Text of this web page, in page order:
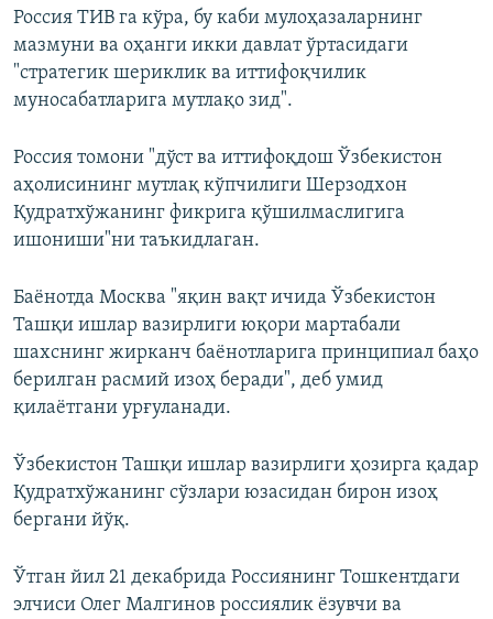
Россия ТИВ га кўра, бу каби мулоҳазаларнинг
мазмуни ва оҳанги икки давлат ўртасидаги
"стратегик шериклик ва иттифоқчилик
муносабатларига мутлақо зид".
Россия томони "дўст ва иттифоқдош Ўзбекистон
аҳолисининг мутлақ кўпчилиги Шерзодхон
Қудратхўжанинг фикрига қўшилмаслигига
ишониши"ни таъкидлаган.
Баёнотда Москва "яқин вақт ичида Ўзбекистон
Ташқи ишлар вазирлиги юқори мартабали
шахснинг жирканч баёнотларига принципиал баҳо
берилган расмий изоҳ беради", деб умид
қилаётгани урғуланади.
Ўзбекистон Ташқи ишлар вазирлиги ҳозирга қадар
Қудратхўжанинг сўзлари юзасидан бирон изоҳ
бергани йўқ.
Ўтган йил 21 декабрида Россиянинг Тошкентдаги
элчиси Олег Малгинов россиялик ёзувчи ва